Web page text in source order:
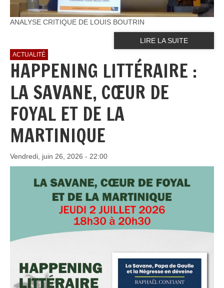
ANALYSE CRITIQUE DE LOUIS BOUTRIN
LIRE LA SUITE
ACTUALITÉ
HAPPENING LITTÉRAIRE :
LA SAVANE, CŒUR DE
FOYAL ET DE LA
MARTINIQUE
Vendredi, juin 26, 2026 - 22:00